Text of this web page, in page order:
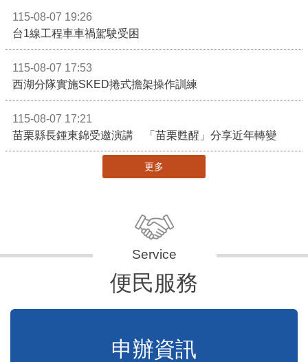
115-08-07 19:26
台1線工程車車禍駕駛受困
115-08-07 17:53
西湖分隊實施SKED捲式擔架操作訓練
115-08-07 17:21
苗栗縣長鍾東錦受邀演講 「苗栗甦醒」分享近年轉變
更多
便民服務
申辦資訊